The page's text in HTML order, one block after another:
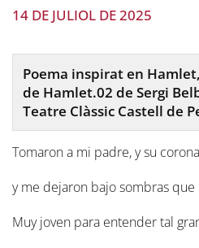
14 DE JULIOL DE 2025
Poema inspirat en
de Hamlet.02 de Sergi
Teatre Clàssic Castell de
Tomaron a mi padre, y su
y me dejaron bajo sombras que
Muy joven para entender tal